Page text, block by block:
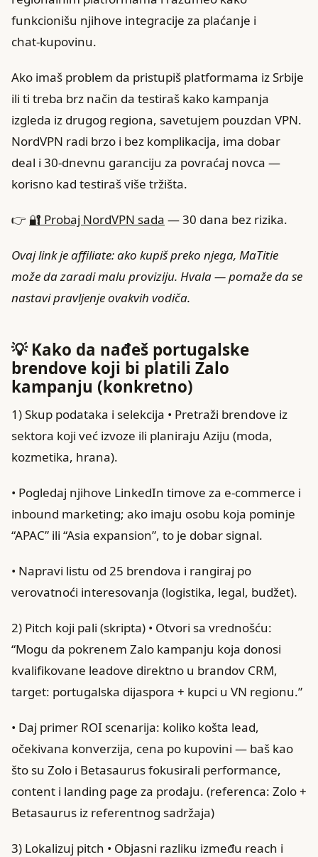
funkcionišu njihove integracije za plaćanje i
chat‑kupovinu.
Ako imaš problem da pristupiš platformama iz Srbije
ili ti treba brz način da testiraš kako kampanja
izgleda iz drugog regiona, savetujem pouzdan VPN.
NordVPN radi brzo i bez komplikacija, ima dobar
deal i 30‑dnevnu garanciju za povraćaj novca —
korisno kad testiraš više tržišta.
👉 🔐 Probaj NordVPN sada — 30 dana bez rizika.
Ovaj link je affiliate: ako kupiš preko njega, MaTitie
može da zaradi malu proviziju. Hvala — pomaže da se
nastavi pravljenje ovakvih vodiča.
💡 Kako da nađeš portugalske
brendove koji bi platili Zalo
kampanju (konkretno)
1) Skup podataka i selekcija • Pretraži brendove iz
sektora koji već izvoze ili planiraju Aziju (moda,
kozmetika, hrana).
• Pogledaj njihove LinkedIn timove za e‑commerce i
inbound marketing; ako imaju osobu koja pominje
“APAC” ili “Asia expansion”, to je dobar signal.
• Napravi listu od 25 brendova i rangiraj po
verovatnoći interesovanja (logistika, legal, budžet).
2) Pitch koji pali (skripta) • Otvori sa vrednošću:
“Mogu da pokrenem Zalo kampanju koja donosi
kvalifikovane leadove direktno u brandov CRM,
target: portugalska dijaspora + kupci u VN regionu.”
• Daj primer ROI scenarija: koliko košta lead,
očekivana konverzija, cena po kupovini — baš kao
što su Zolo i Betasaurus fokusirali performance,
content i landing page za prodaju. (referenca: Zolo +
Betasaurus iz referentnog sadržaja)
3) Lokalizuj pitch • Objasni razliku između reach i